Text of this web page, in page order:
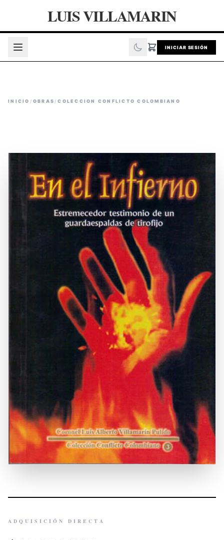
LUIS VILLAMARIN
INICIAR SESIÓN
INICIO / OBRAS /COLECCION CONFLICTO COLOMBIANO
ADQUISICIÓN DIRECTA